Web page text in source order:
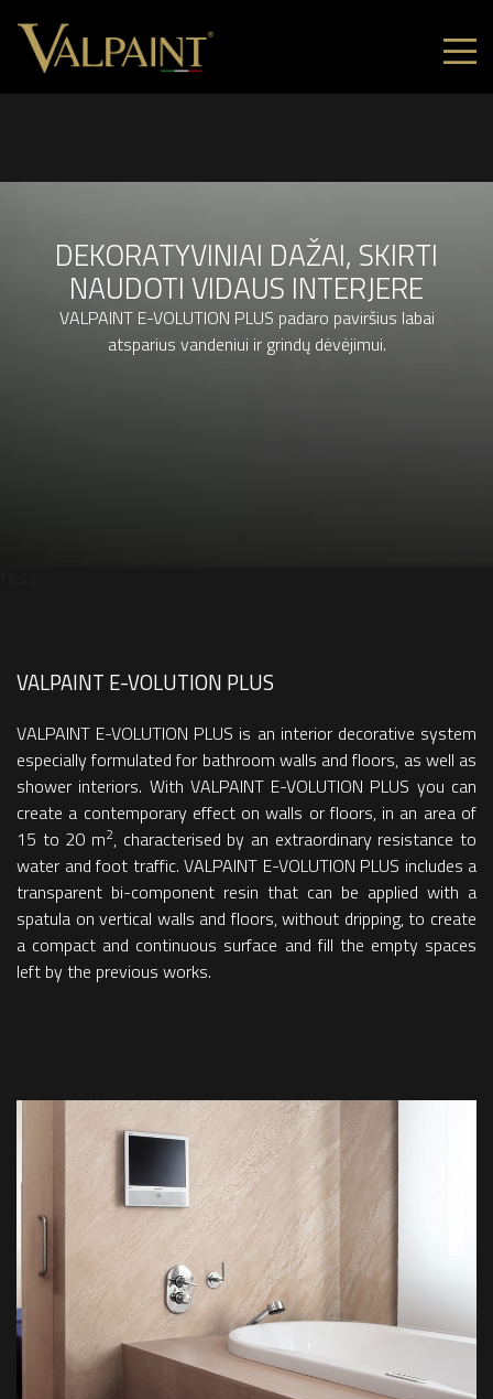
DEKORATYVINIAI DAŽAI, SKIRTI
NAUDOTI VIDAUS INTERJERE
VALPAINT E-VOLUTION PLUS padaro paviršius labai
atsparius vandeniui ir grindų dėvėjimui.
VALPAINT E-VOLUTION PLUS
VALPAINT E-VOLUTION PLUS is an interior decorative system
especially formulated for bathroom walls and floors, as well as
shower interiors. With VALPAINT E-VOLUTION PLUS you can
create a contemporary effect on walls or floors, in an area of
15 to 20 m2, characterised by an extraordinary resistance to
water and foot traffic. VALPAINT E-VOLUTION PLUS includes a
transparent bi-component resin that can be applied with a
spatula on vertical walls and floors, without dripping, to create
a compact and continuous surface and fill the empty spaces
left by the previous works.